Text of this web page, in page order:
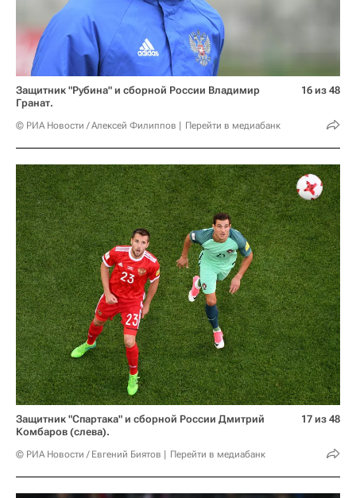
Защитник "Рубина" и сборной России Владимир
Гранат.
© РИА Новости / Алексей Филиппов Перейти в медиабанк
16 из 48
Защитник "Спартака" и сборной России Дмитрий
Комбаров (слева).
© РИА Новости / Евгений Биятов Перейти в медиабанк
17 из 48